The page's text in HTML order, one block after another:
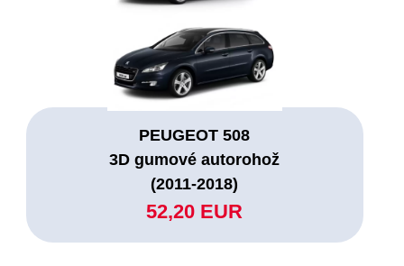
PEUGEOT 508
3D gumové autorohož
(2011-2018)
52,20 EUR